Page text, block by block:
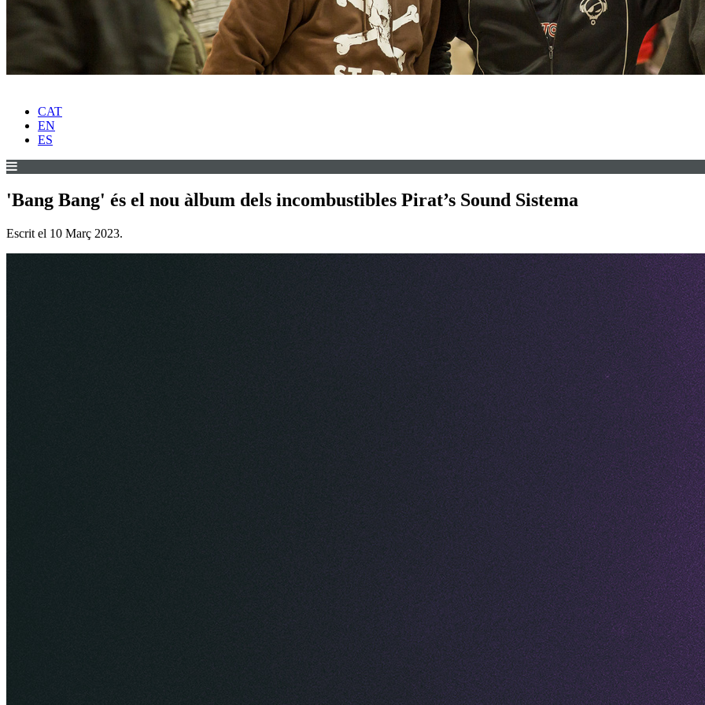
CAT
EN
ES
'Bang Bang' és el nou àlbum dels incombustibles Pirat’s Sound Sistema
Escrit el 10 Març 2023.